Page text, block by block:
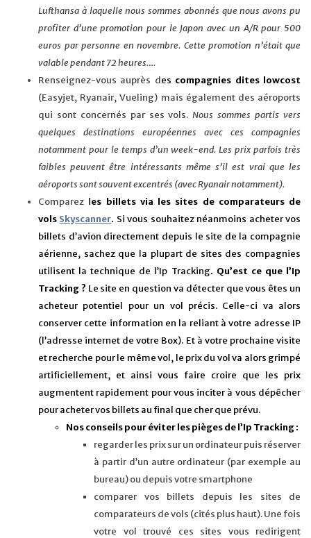
Lufthansa à laquelle nous sommes abonnés que nous avons pu
profiter d’une promotion pour le Japon avec un A/R pour 500
euros par personne en novembre. Cette promotion n’était que
valable pendant 72 heures….
Renseignez-vous auprès des compagnies dites lowcost
(Easyjet, Ryanair, Vueling) mais également des aéroports
qui sont concernés par ses vols.Nous sommes partis vers
quelques destinations européennes avec ces compagnies
notamment pour le temps d’un week-end. Les prix parfois très
faibles peuvent être intéressants même s’il est vrai que les
aéroports sont souvent excentrés (avec Ryanair notamment).
Comparez les billets via les sites de comparateurs de
vols Skyscanner. Si vous souhaitez néanmoins acheter vos
billets d’avion directement depuis le site de la compagnie
aérienne, sachez que la plupart de sites des compagnies
utilisent la technique de l’Ip Tracking. Qu’est ce que l’Ip
Tracking ? Le site en question va détecter que vous êtes un
acheteur potentiel pour un vol précis. Celle-ci va alors
conserver cette information en la reliant à votre adresse IP
(l’adresse internet de votre Box). Et à votre prochaine visite
et recherche pour le même vol, le prix du vol va alors grimpé
artificiellement, et ainsi vous faire croire que les prix
augmentent rapidement pour vous inciter à vous dépêcher
pour acheter vos billets au final que cher que prévu.
Nos conseils pour éviter les pièges de l’Ip Tracking :
regarder les prix sur un ordinateur puis réserver
à partir d’un autre ordinateur (par exemple au
bureau) ou depuis votre smartphone
comparer vos billets depuis les sites de
comparateurs de vols (cités plus haut). Une fois
votre vol trouvé ces sites vous redirigent